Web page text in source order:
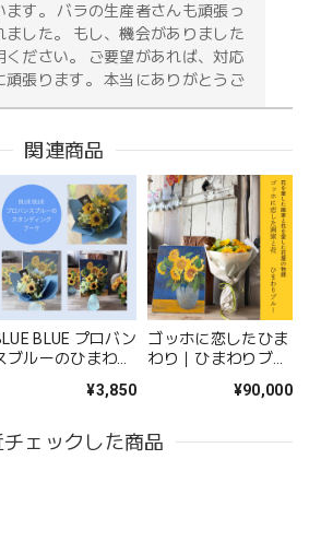
ます。 バラの生産者さんも頑張っ
ました。 もし、機会がありました
ください。 ご要望があれば、対応
頑張ります。 本当にありがとうご
09
。 注文時に、間違えて記入してどう
に、丁寧な電話をいただき助かりまし
写真が送られてきましたが、とても
で感激しました。 友人も喜んでいま
。 お願いして良かったです。 また機
なご友人への贈り物に、当店の
ただき誠にありがとうございま
関連商品
BLUE プロバン
ブルーのひまわり
¥3,850
ゴッホに恋したひま
わり｜ひまわりブー
ット｜畠山秀雄アト
¥90,000
ェックした商品